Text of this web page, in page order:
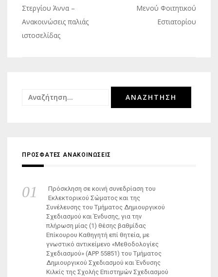
Πλοήγηση
άρθρων
Στεργίου Άννα –
Ανακοινώσεις παλιάς
ιστοσελίδας
Μενού Φοιτητικού
Εστιατορίου
Αναζήτηση
ΠΡΟΣΦΑΤΕΣ ΑΝΑΚΟΙΝΩΣΕΙΣ
Πρόσκληση σε κοινή συνεδρίαση του
Εκλεκτορικού Σώματος και της
Συνέλευσης του Τμήματος Δημιουργικού
Σχεδιασμού και Ένδυσης, για την
πλήρωση μίας (1) θέσης βαθμίδας
Επίκουρου Καθηγητή επί θητεία, με
γνωστικό αντικείμενο «Μεθοδολογίες
Σχεδιασμού» (ΑΡΡ 55851) του Τμήματος
Δημιουργικού Σχεδιασμού και Ένδυσης
Κιλκίς της Σχολής Επιστημών Σχεδιασμού